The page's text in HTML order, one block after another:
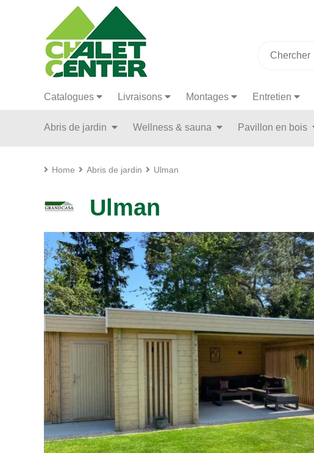
Catalogues Livraisons Montages Entretien
Abris de jardin Wellness & sauna Pavillon en bois
Home Abris de jardin Ulman
Ulman